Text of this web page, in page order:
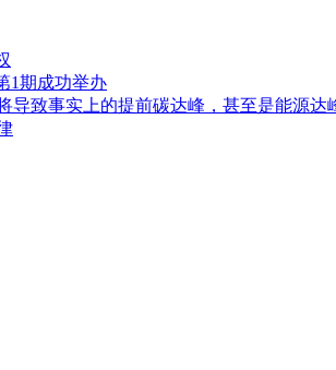
1期成功举办
导致事实上的提前碳达峰，甚至是能源达